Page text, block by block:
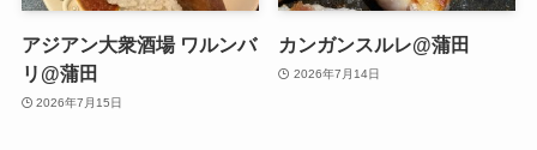
アジアン大衆酒場 ワルンバ
リ@蒲田
2026年7月15日
カンガンスルレ@蒲田
2026年7月14日